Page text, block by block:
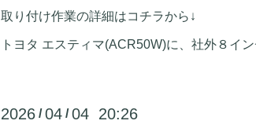
取り付け作業の詳細はコチラから↓
トヨタ エスティマ(ACR50W)に、社外８イ
2026 /04 /04 20:26